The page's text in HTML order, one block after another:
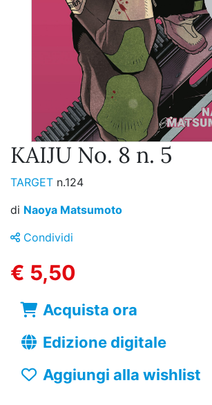
KAIJU No. 8 n. 5
TARGET n.124
di Naoya Matsumoto
Condividi
€ 5,50
Acquista ora
Edizione digitale
Aggiungi alla wishlist